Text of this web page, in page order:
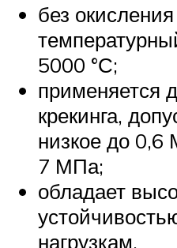
без
5000 °С;
применяется
крекинга,
низкое до 0,6
7 МПа;
обладает
нагрузкам.